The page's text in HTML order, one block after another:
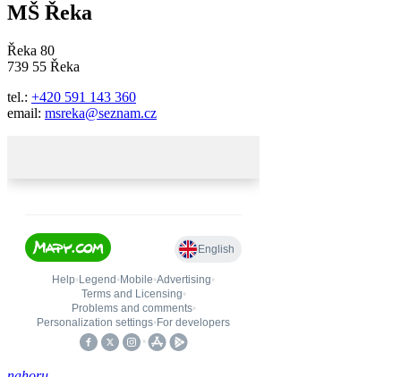
MŠ Řeka
Řeka 80
739 55 Řeka
tel.: +420 591 143 360
email: msreka@seznam.cz